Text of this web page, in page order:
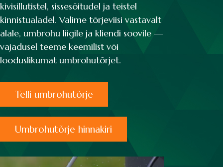
kivisillutistel, sissesõitudel ja teistel
kinnistualadel. Valime tõrjeviisi vastavalt
alale, umbrohu liigile ja kliendi soovile —
vajadusel teeme keemilist või
looduslikumat umbrohutõrjet.
Telli umbrohutõrje
Umbrohutõrje hinnakiri